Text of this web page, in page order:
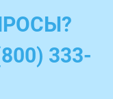
333-